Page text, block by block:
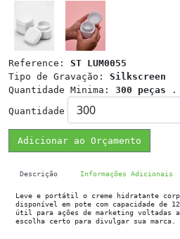
Reference: ST LUM0055
Tipo de Gravação: Silkscreen
Quantidade Minima: 300 peças .
Quantidade
Adicionar ao Orçamento
Descrição Informações Adicionais
Leve e portátil o creme hidratante
disponível em pote com capacidade de
útil para ações de marketing voltadas
escolha certo para divulgar sua marca.